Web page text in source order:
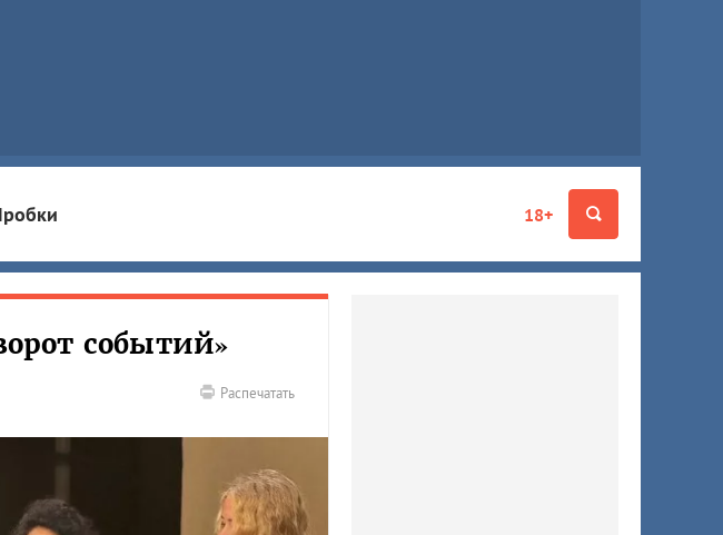
18+
событий»
Распечатать